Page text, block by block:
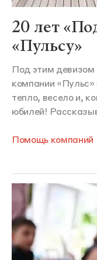
20 лет
«Пульсу»
Под этим девизом
компании
тепло, весело и,
юбилей!
Помощь компаний